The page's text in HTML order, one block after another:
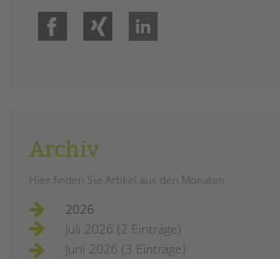
Facebook
Archiv
Hier finden Sie Artikel aus den Monaten
2026
Juli 2026 (2 Einträge)
Juni 2026 (3 Einträge)